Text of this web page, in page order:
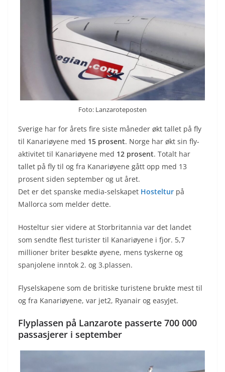
Foto: Lanzaroteposten
Sverige har for årets fire siste måneder økt tallet på fly
til Kanariøyene med 15 prosent. Norge har økt sin fly-
aktivitet til Kanariøyene med 12 prosent. Totalt har
tallet på fly til og fra Kanariøyene gått opp med 13
prosent siden september og ut året.
Det er det spanske media-selskapet Hosteltur på
Mallorca som melder dette.
Hosteltur sier videre at Storbritannia var det landet
som sendte flest turister til Kanariøyene i fjor. 5,7
millioner briter besøkte øyene, mens tyskerne og
spanjolene inntok 2. og 3.plassen.
Flyselskapene som de britiske turistene brukte mest til
og fra Kanariøyene, var jet2, Ryanair og easyJet.
Flyplassen på Lanzarote passerte 700 000
passasjerer i september